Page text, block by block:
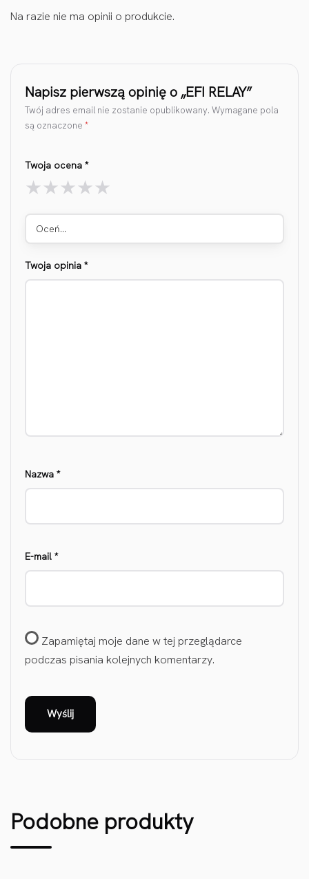
Na razie nie ma opinii o produkcie.
Napisz pierwszą opinię o „EFI RELAY”
Twój adres email nie zostanie opublikowany. Wymagane pola
są oznaczone *
Twoja ocena *
Oceń…
Twoja opinia *
Nazwa *
E-mail *
Zapamiętaj moje dane w tej przeglądarce
podczas pisania kolejnych komentarzy.
Podobne produkty